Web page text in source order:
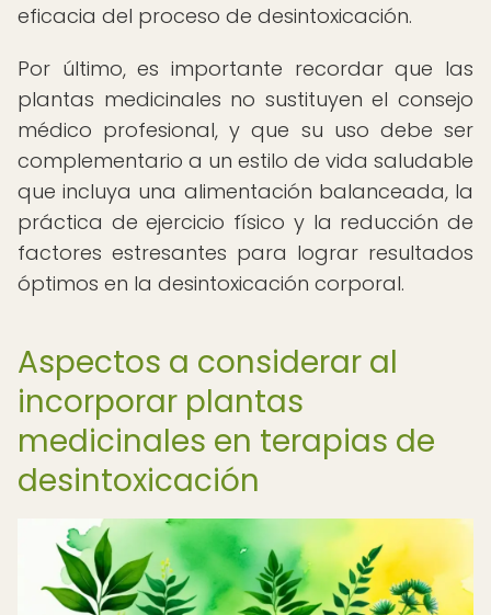
eficacia del proceso de desintoxicación.
Por último, es importante recordar que las
plantas medicinales no sustituyen el consejo
médico profesional, y que su uso debe ser
complementario a un estilo de vida saludable
que incluya una alimentación balanceada, la
práctica de ejercicio físico y la reducción de
factores estresantes para lograr resultados
óptimos en la desintoxicación corporal.
Aspectos a considerar al
incorporar plantas
medicinales en terapias de
desintoxicación